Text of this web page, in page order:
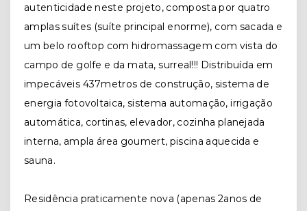
autenticidade neste projeto, composta por quatro
amplas suítes (suíte principal enorme), com sacada e
um belo rooftop com hidromassagem com vista do
campo de golfe e da mata, surreal!!! Distribuída em
impecáveis 437metros de construção, sistema de
energia fotovoltaica, sistema automação, irrigação
automática, cortinas, elevador, cozinha planejada
interna, ampla área goumert, piscina aquecida e
sauna.
Residência praticamente nova (apenas 2anos de